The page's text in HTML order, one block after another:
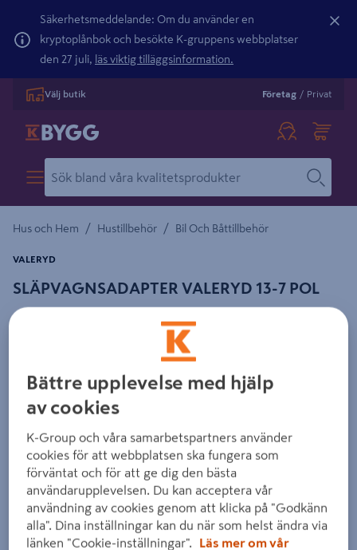
Säkerhetsmeddelande: Om du använder en
kryptoplånbok och besökte K-gruppens webbplatser
den 27 juli, läs viktig tilläggsinformation.
Välj butik Företag / Privat
Hus och Hem / Hustillbehör / Bil Och Båttillbehör
SLÄPVAGNSADAPTER VALERYD 13-7 POL
VALERYD
Detaljerad beskrivning finns i produktbeskrivningsområdet
Föregående
Bättre upplevelse med hjälp
av cookies
K-Group och våra samarbetspartners använder
cookies för att webbplatsen ska fungera som
förväntat och för att ge dig den bästa
användarupplevelsen. Du kan acceptera vår
användning av cookies genom att klicka på "Godkänn
alla". Dina inställningar kan du när som helst ändra via
länken "Cookie-inställningar".
Läs mer om vår